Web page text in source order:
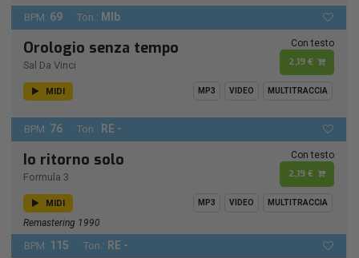
BPM: 69 Ton.: MIb
Orologio senza tempo
Sal Da Vinci
Con testo
2,19 €
MIDI MP3 VIDEO MULTITRACCIA
BPM: 76 Ton.: RE -
Io ritorno solo
Formula 3
Con testo
2,19 €
MIDI MP3 VIDEO MULTITRACCIA
Remastering 1990
BPM: 115 Ton.: RE -